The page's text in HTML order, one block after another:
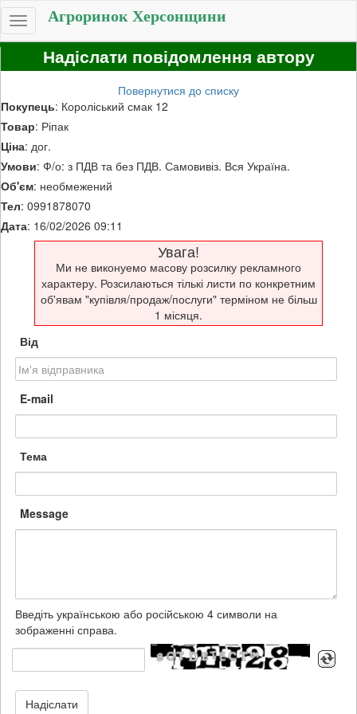
Toggle
navigation
Агроринок Херсонщини
Надіслати повідомлення автору
Повернутися до списку
Покупець: Короліський смак 12
Товар: Ріпак
Ціна: дог.
Умови: Ф/о: з ПДВ та без ПДВ. Самовивіз. Вся Україна.
Об'єм: необмежений
Тел: 0991878070
Дата: 16/02/2026 09:11
Увага!
Ми не виконуемо масову розсилку рекламного
характеру. Розсилаються тількі листи по конкретним
об'явам "купівля/продаж/послуги" терміном не більш
1 місяця.
Від
E-mail
Тема
Message
Введіть українською або російською 4 символи на
зображенні справа.
Надіслати